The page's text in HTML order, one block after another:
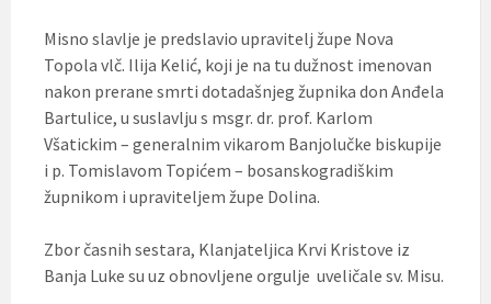
Misno slavlje je predslavio upravitelj župe Nova
Topola vlč. Ilija Kelić, koji je na tu dužnost imenovan
nakon prerane smrti dotadašnjeg župnika don Anđela
Bartulice, u suslavlju s msgr. dr. prof. Karlom
Všatickim – generalnim vikarom Banjolučke biskupije
i p. Tomislavom Topićem – bosanskogradiškim
župnikom i upraviteljem župe Dolina.
Zbor časnih sestara, Klanjateljica Krvi Kristove iz
Banja Luke su uz obnovljene orgulje uveličale sv. Misu.